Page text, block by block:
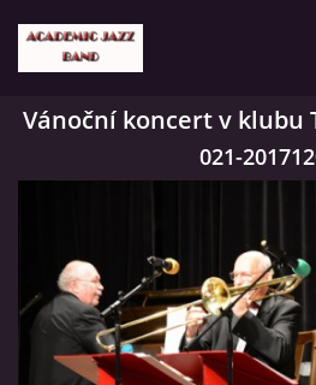
GALERIE
VIDEA
Vánoční koncert v klubu
021-